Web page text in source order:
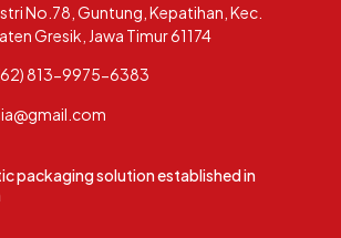
packaging solution established in
No.78, Guntung, Kepatihan, Kec.
Gresik, Jawa Timur 61174
813-9975-6383